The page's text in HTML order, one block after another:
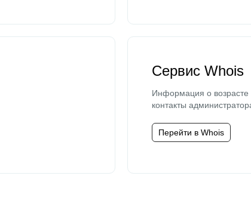
Сервис Whois
Информация о возрасте
контакты
Перейти в Whois